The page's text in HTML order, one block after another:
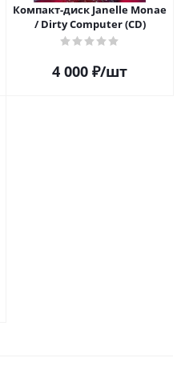
Компакт-диск Janelle Monae
/ Dirty Computer (CD)
4 000 ₽/шт